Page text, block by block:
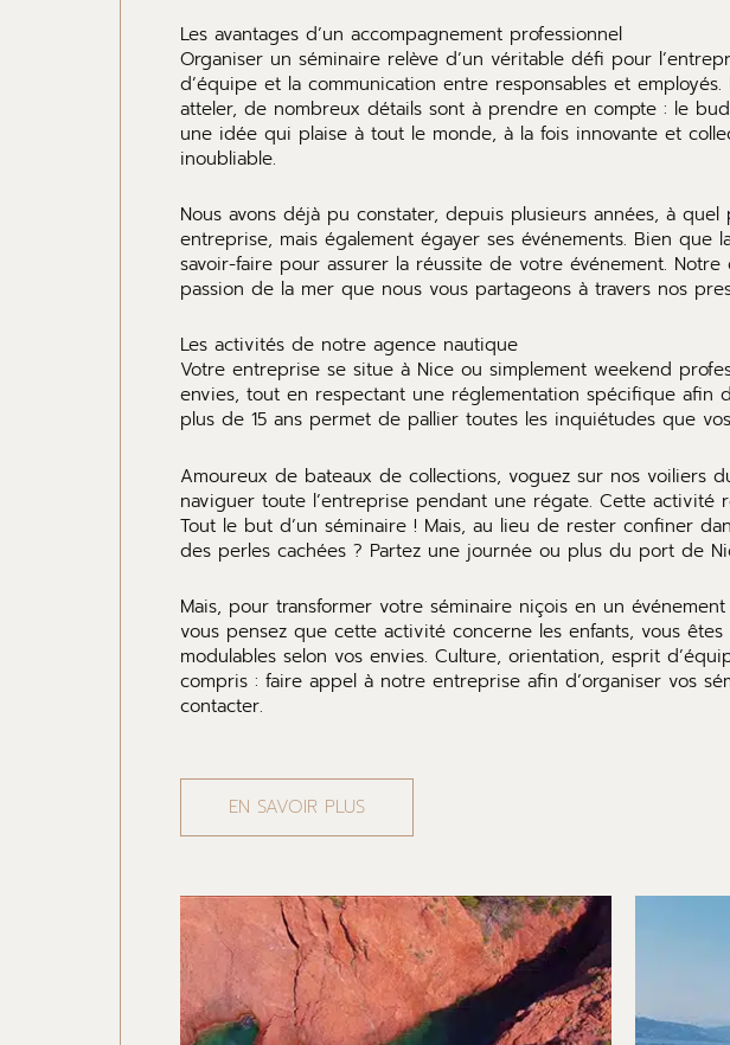
Les avantages d’un accompagnement professionnel
Organiser un séminaire relève d’un véritable défi pour
d’équipe et la communication entre responsables et
atteler, de nombreux détails sont à prendre en compte : le
une idée qui plaise à tout le monde, à la fois innovante et
inoubliable.
Nous avons déjà pu constater, depuis plusieurs années, à
entreprise, mais également égayer ses événements. Bien
savoir-faire pour assurer la réussite de votre événement.
passion de la mer que nous vous partageons à travers nos
Les activités de notre agence nautique
Votre entreprise se situe à Nice ou simplement weekend
envies, tout en respectant une réglementation spécifique
plus de 15 ans permet de pallier toutes les inquiétudes que
Amoureux de bateaux de collections, voguez sur nos
naviguer toute l’entreprise pendant une régate. Cette
Tout le but d’un séminaire ! Mais, au lieu de rester confiner
des perles cachées ? Partez une journée ou plus du port de
Mais, pour transformer votre séminaire niçois en un
vous pensez que cette activité concerne les enfants, vous
modulables selon vos envies. Culture, orientation, esprit
compris : faire appel à notre entreprise afin d’organiser vos
contacter.
EN SAVOIR PLUS